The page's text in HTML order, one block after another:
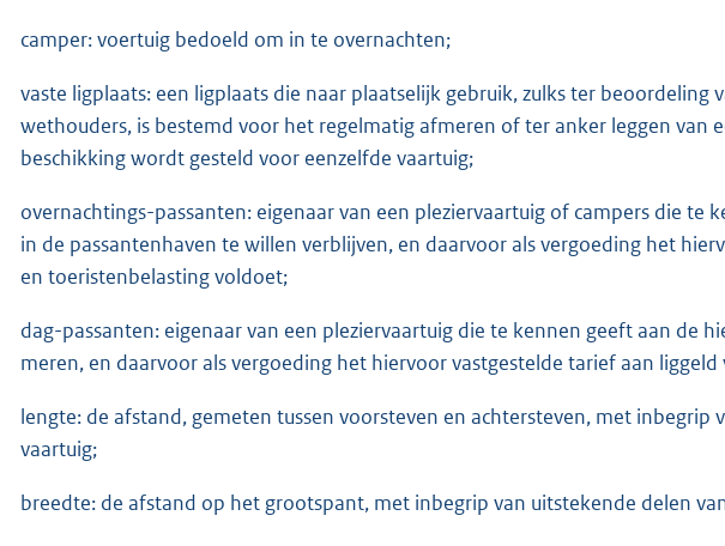
camper: voertuig bedoeld om in te overnachten;
vaste ligplaats: een ligplaats die naar plaatselijk gebruik, zulks ter beoordeling
wethouders, is bestemd voor het regelmatig afmeren of ter anker leggen van
beschikking wordt gesteld voor eenzelfde vaartuig;
overnachtings-passanten: eigenaar van een pleziervaartuig of campers die te
in de passantenhaven te willen verblijven, en daarvoor als vergoeding het
en toeristenbelasting voldoet;
dag-passanten: eigenaar van een pleziervaartuig die te kennen geeft aan de
meren, en daarvoor als vergoeding het hiervoor vastgestelde tarief aan
lengte: de afstand, gemeten tussen voorsteven en achtersteven, met inbegrip
vaartuig;
breedte: de afstand op het grootspant, met inbegrip van uitstekende delen